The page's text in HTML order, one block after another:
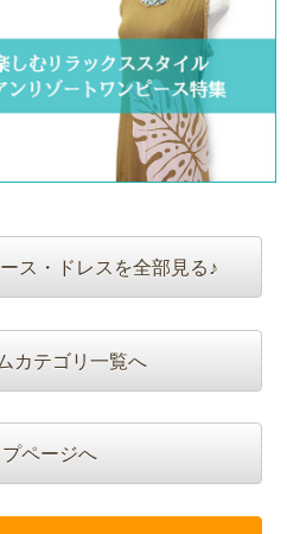
ス・ドレスを全部見る♪
カテゴリ一覧へ
プページへ